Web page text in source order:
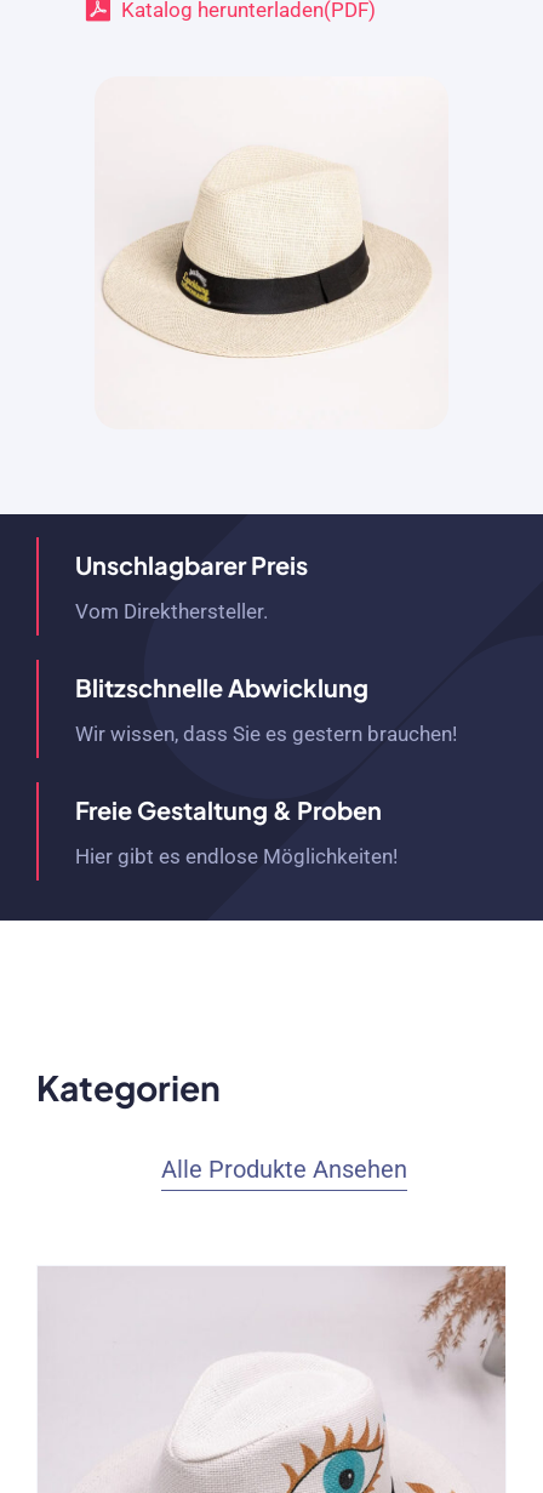
Katalog herunterladen(PDF)
Unschlagbarer Preis
Vom Direkthersteller.
Blitzschnelle Abwicklung
Wir wissen, dass Sie es gestern brauchen!
Freie Gestaltung & Proben
Hier gibt es endlose Möglichkeiten!
Kategorien
Alle Produkte Ansehen